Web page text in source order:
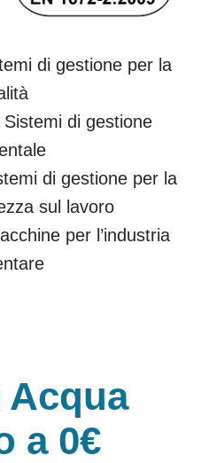
di gestione per la
di gestione
di gestione per la
sul lavoro
per l’industria
Acqua
a 0€